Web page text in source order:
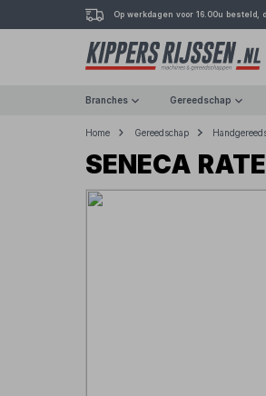
Op werkdagen voor 16.00u besteld,
Branches Gereedschap
Home Gereedschap
SENECA